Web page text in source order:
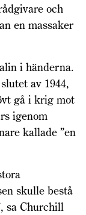
och
en massaker
i händerna.
av 1944,
gå i krig mot
­igenom
kallade ”en
skulle bestå
sa Churchill